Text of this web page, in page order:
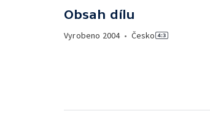
Obsah dílu
Vyrobeno 2004• Česko